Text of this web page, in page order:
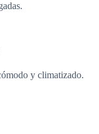
y climatizado.